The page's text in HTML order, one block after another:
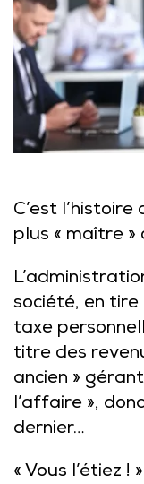
C’est
plus « maître
société, en
taxe
titre des
ancien »
l’affaire »,
dernier…
« Vous l’étiez